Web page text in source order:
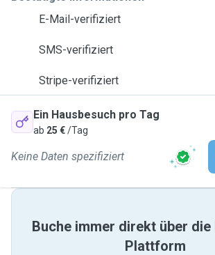
E-Mail-verifiziert
SMS-verifiziert
Stripe-verifiziert
Ein Hausbesuch pro Tag
ab 25 €/Tag
Keine Daten spezifiziert
Buche immer direkt über die
Plattform